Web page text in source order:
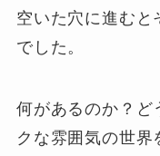
空いた穴に進むと
でした。
何があるのか？ど
クな雰囲気の世界